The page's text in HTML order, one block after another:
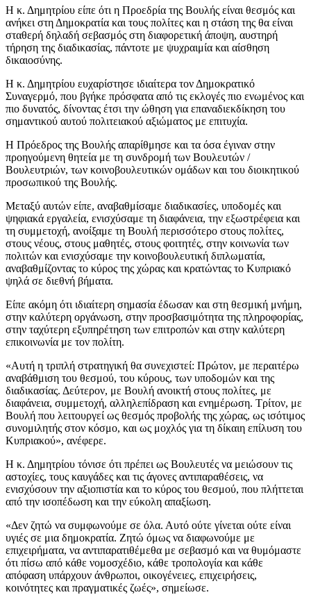
Η κ. Δημητρίου είπε ότι η Προεδρία της Βουλής είναι θεσμός και
ανήκει στη Δημοκρατία και τους πολίτες και η στάση της θα είναι
σταθερή δηλαδή σεβασμός στη διαφορετική άποψη, αυστηρή
τήρηση της διαδικασίας, πάντοτε με ψυχραιμία και αίσθηση
δικαιοσύνης.
Η κ. Δημητρίου ευχαρίστησε ιδιαίτερα τον Δημοκρατικό
Συναγερμό, που βγήκε πρόσφατα από τις εκλογές πιο ενωμένος και
πιο δυνατός, δίνοντας έτσι την ώθηση για επαναδιεκδίκηση του
σημαντικού αυτού πολιτειακού αξιώματος με επιτυχία.
Η Πρόεδρος της Βουλής απαρίθμησε και τα όσα έγιναν στην
προηγούμενη θητεία με τη συνδρομή των Βουλευτών /
Βουλευτριών, των κοινοβουλευτικών ομάδων και του διοικητικού
προσωπικού της Βουλής.
Μεταξύ αυτών είπε, αναβαθμίσαμε διαδικασίες, υποδομές και
ψηφιακά εργαλεία, ενισχύσαμε τη διαφάνεια, την εξωστρέφεια και
τη συμμετοχή, ανοίξαμε τη Βουλή περισσότερο στους πολίτες,
στους νέους, στους μαθητές, στους φοιτητές, στην κοινωνία των
πολιτών και ενισχύσαμε την κοινοβουλευτική διπλωματία,
αναβαθμίζοντας το κύρος της χώρας και κρατώντας το Κυπριακό
ψηλά σε διεθνή βήματα.
Είπε ακόμη ότι ιδιαίτερη σημασία έδωσαν και στη θεσμική μνήμη,
στην καλύτερη οργάνωση, στην προσβασιμότητα της πληροφορίας,
στην ταχύτερη εξυπηρέτηση των επιτροπών και στην καλύτερη
επικοινωνία με τον πολίτη.
«Αυτή η τριπλή στρατηγική θα συνεχιστεί: Πρώτον, με περαιτέρω
αναβάθμιση του θεσμού, του κύρους, των υποδομών και της
διαδικασίας. Δεύτερον, με Βουλή ανοικτή στους πολίτες, με
διαφάνεια, συμμετοχή, αλληλεπίδραση και ενημέρωση. Τρίτον, με
Βουλή που λειτουργεί ως θεσμός προβολής της χώρας, ως ισότιμος
συνομιλητής στον κόσμο, και ως μοχλός για τη δίκαιη επίλυση του
Κυπριακού», ανέφερε.
Η κ. Δημητρίου τόνισε ότι πρέπει ως Βουλευτές να μειώσουν τις
αστοχίες, τους καυγάδες και τις άγονες αντιπαραθέσεις, να
ενισχύσουν την αξιοπιστία και το κύρος του θεσμού, που πλήττεται
από την ισοπέδωση και την εύκολη απαξίωση.
«Δεν ζητώ να συμφωνούμε σε όλα. Αυτό ούτε γίνεται ούτε είναι
υγιές σε μια δημοκρατία. Ζητώ όμως να διαφωνούμε με
επιχειρήματα, να αντιπαρατιθέμεθα με σεβασμό και να θυμόμαστε
ότι πίσω από κάθε νομοσχέδιο, κάθε τροπολογία και κάθε
απόφαση υπάρχουν άνθρωποι, οικογένειες, επιχειρήσεις,
κοινότητες και πραγματικές ζωές», σημείωσε.